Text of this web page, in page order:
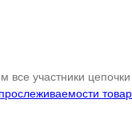
все участники